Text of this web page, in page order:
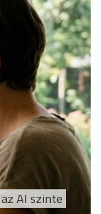
AI szinte